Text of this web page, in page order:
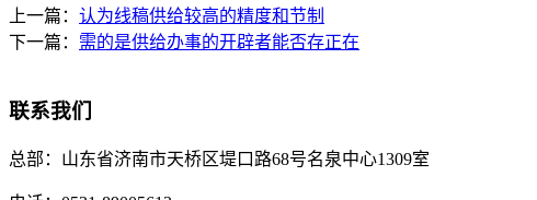
上一篇： 认为线稿供给较高的精度和节制
下一篇： 需的是供给办事的开辟者能否存正在
联系我们
总部： 山东省济南市天桥区堤口路68号名泉中心1309室